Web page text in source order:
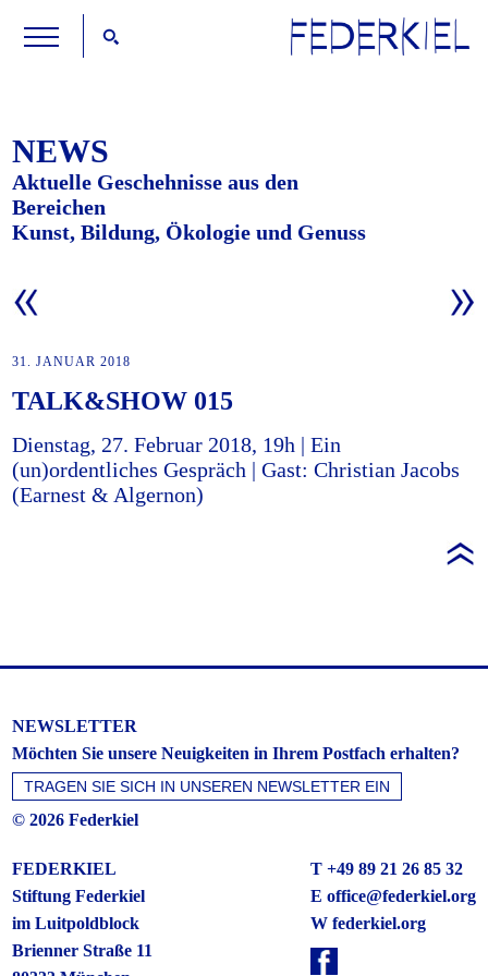
NEWS
Aktuelle Geschehnisse aus den
Bereichen
Kunst, Bildung, Ökologie und Genuss
31. JANUAR 2018
TALK&SHOW 015
Dienstag, 27. Februar 2018, 19h | Ein
(un)ordentliches Gespräch | Gast: Christian Jacobs
(Earnest & Algernon)
NEWSLETTER
Möchten Sie unsere Neuigkeiten in Ihrem Postfach erhalten?
© 2026 Federkiel
FEDERKIEL
Stiftung Federkiel
im Luitpoldblock
Brienner Straße 11
T +49 89 21 26 85 32
E office@federkiel.org
W federkiel.org